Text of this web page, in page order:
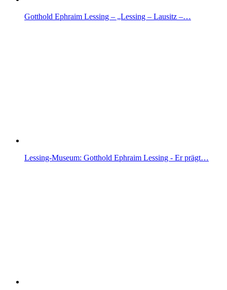
Gotthold Ephraim Lessing – „Lessing – Lausitz –…
Lessing-Museum: Gotthold Ephraim Lessing - Er prägt…